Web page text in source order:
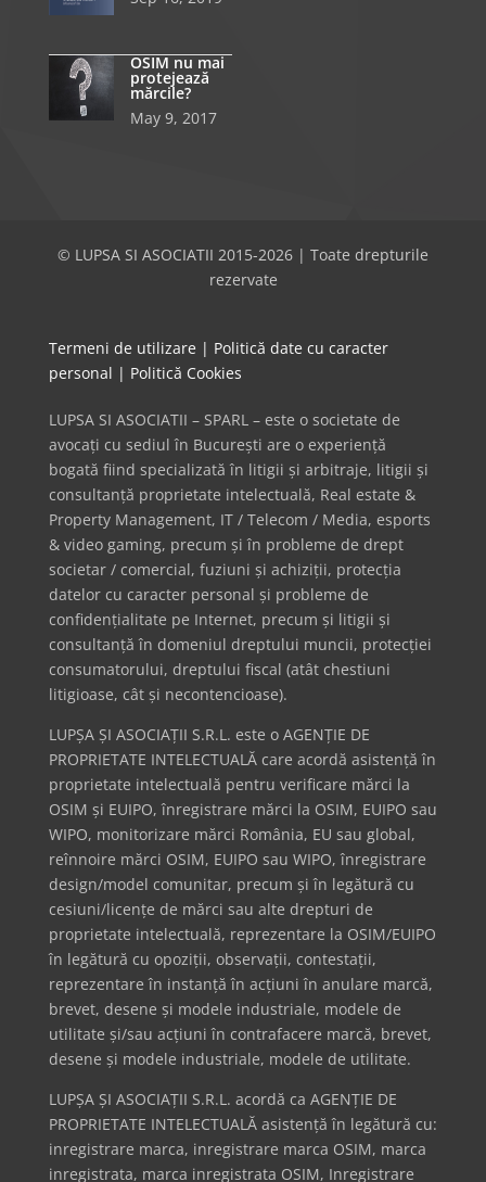
OSIM nu mai
protejează
mărcile?
May 9, 2017
© LUPSA SI ASOCIATII 2015-2026 | Toate drepturile
rezervate
Termeni de utilizare | Politică date cu caracter
personal | Politică Cookies
LUPSA SI ASOCIATII – SPARL – este o societate de
avocați cu sediul în București are o experiență
bogată fiind specializată în litigii și arbitraje, litigii și
consultanță proprietate intelectuală, Real estate &
Property Management, IT / Telecom / Media, esports
& video gaming, precum și în probleme de drept
societar / comercial, fuziuni și achiziții, protecția
datelor cu caracter personal și probleme de
confidențialitate pe Internet, precum și litigii și
consultanță în domeniul dreptului muncii, protecției
consumatorului, dreptului fiscal (atât chestiuni
litigioase, cât și necontencioase).
LUPȘA ȘI ASOCIAȚII S.R.L. este o AGENȚIE DE
PROPRIETATE INTELECTUALĂ care acordă asistență în
proprietate intelectuală pentru verificare mărci la
OSIM și EUIPO, înregistrare mărci la OSIM, EUIPO sau
WIPO, monitorizare mărci România, EU sau global,
reînnoire mărci OSIM, EUIPO sau WIPO, înregistrare
design/model comunitar, precum și în legătură cu
cesiuni/licențe de mărci sau alte drepturi de
proprietate intelectuală, reprezentare la OSIM/EUIPO
în legătură cu opoziții, observații, contestații,
reprezentare în instanță în acțiuni în anulare marcă,
brevet, desene și modele industriale, modele de
utilitate și/sau acțiuni în contrafacere marcă, brevet,
desene și modele industriale, modele de utilitate.
LUPȘA ȘI ASOCIAȚII S.R.L. acordă ca AGENȚIE DE
PROPRIETATE INTELECTUALĂ asistență în legătură cu:
inregistrare marca, inregistrare marca OSIM, marca
inregistrata, marca inregistrata OSIM, Inregistrare